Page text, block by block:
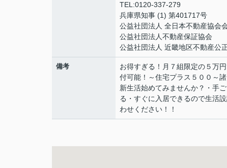
TEL:0120-337-279
兵庫県知事 (1) 第401717号
公益社団法人 全日本不動産協会
公益社団法人不動産保証協会
公益社団法人 近畿地区不動産公
備考
お得すぎる！月７組限定の５万
付可能！～住宅プラス５００～
新生活始めてみませんか？・手
る・すぐに入居できるので生活
わせください！！